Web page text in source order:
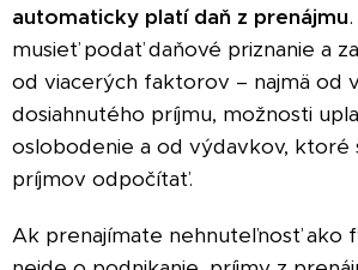
automaticky platí daň z prenájmu
musieť podať daňové priznanie a
od viacerých faktorov – najmä od
dosiahnutého príjmu, možnosti
oslobodenie a od výdavkov, ktoré
príjmov odpočítať.
Ak prenajímate nehnuteľnosť ako